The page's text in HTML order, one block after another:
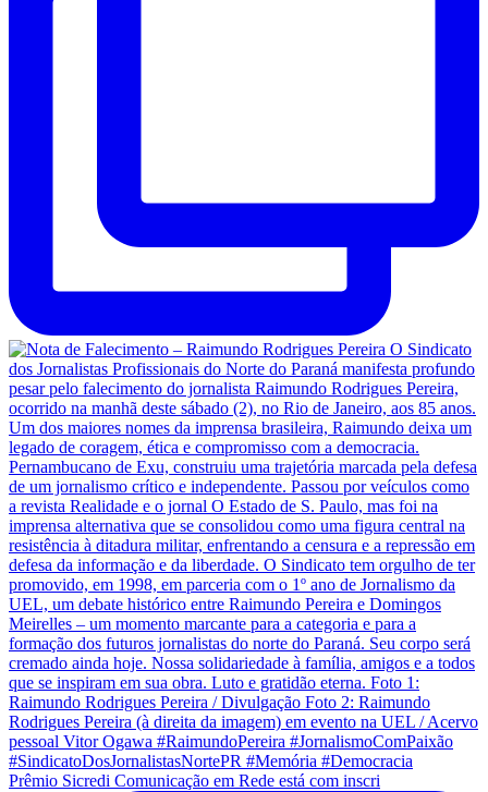
Prêmio Sicredi Comunicação em Rede está com inscri